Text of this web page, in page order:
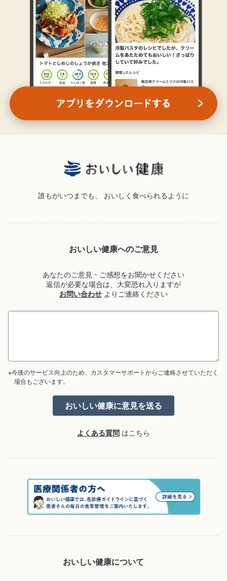
誰もがいつまでも、 おいしく食べられるように
おいしい健康へのご意見
あなたのご意見・ご感想をお聞かせください
返信が必要な場合は、大変恐れ入りますが
お問い合わせ よりご連絡ください
※今後のサービス向上のため、カスタマーサポートからご連絡させていただく
場合もございます。
よくある質問 はこちら
おいしい健康について